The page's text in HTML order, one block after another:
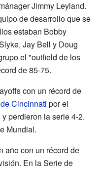
Jimmy Leyland.
de desarrollo que se
estaban Bobby
Jay Bell y Doug
el "outfield de los
de 85-75.
con un récord de
Cincinnati por el
perdieron la serie 4-2.
Mundial.
año con un récord de
En la Serie de